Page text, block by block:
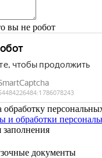
вы не робот
обработку
и обработки
заполнения
документы